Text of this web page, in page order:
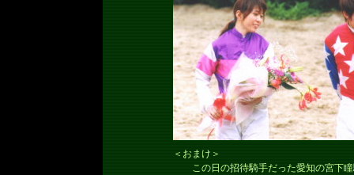
＜おまけ＞
この日の招待騎手だった愛知の宮下瞳